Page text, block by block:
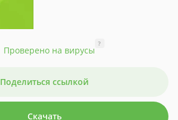
Проверено на вирусы
?
Поделиться ссылкой
Скачать